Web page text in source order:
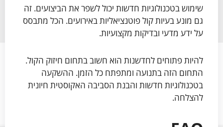
שימוש בטכנולוגיות חדשות יכול לשפר את הביצועים. זה
גם מונע בעיות קול פוטנציאליות באירועים. הכל מתבסס
על ידע מדעי ובדיקות מקצועיות.
להיות פתוחים לחדשנות הוא חשוב בתחום חיזוק הקול.
התחום הזה בתנועה ומתפתח כל הזמן. ההשקעה
בטכנולוגיות חדשות והבנת הסביבה האקוסטית חיונית
להצלחה.